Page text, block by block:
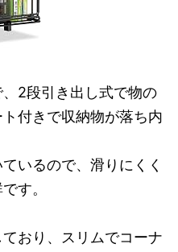
2段引き出し式で物の
付きで収納物が落ち内
いるので、滑りにくく
す。
おり、スリムでコーナ